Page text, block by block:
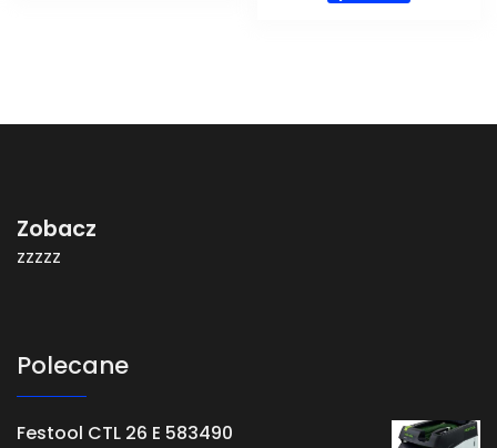
Zobacz
zzzzz
Polecane
Festool CTL 26 E 583490